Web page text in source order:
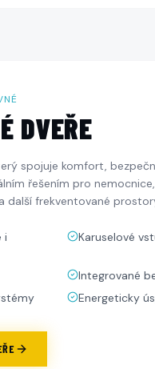
DVEŘE
spojuje komfort,
řešením pro
další frekventované
i Karuselové
Integrované
Energeticky